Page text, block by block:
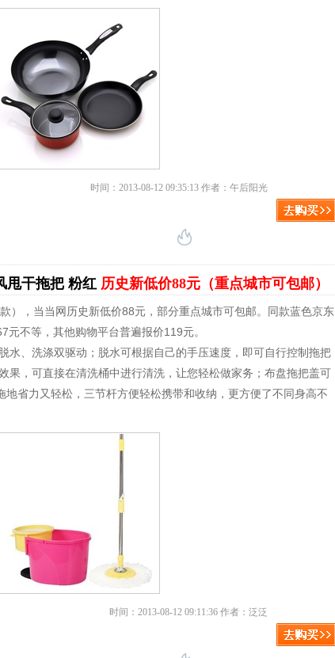
时间：2013-08-12 09:35:13 作者：午后阳光
甩干拖把 粉红 历史新低价88元（重点城市可包邮）
），当当网历史新低价88元，部分重点城市可包邮。同款蓝色京东
不等，其他购物平台普遍报价119元。
水、洗涤双驱动；脱水可根据自己的手压速度，即可自行控制拖把
果，可直接在清洗桶中进行清洗，让您轻松做家务；布盘拖把盖可
地省力又轻松，三节杆方便轻松携带和收纳，更方便了不同身高不
时间：2013-08-12 09:11:36 作者：泛泛